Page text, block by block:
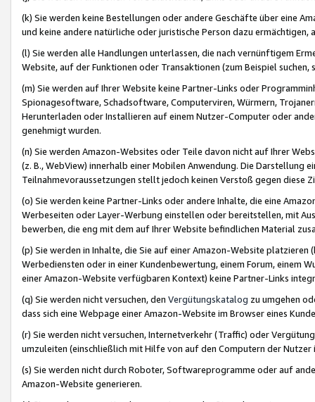
(k) Sie werden keine Bestellungen oder andere Geschäfte über eine
und keine andere natürliche oder juristische Person dazu
(l) Sie werden alle Handlungen unterlassen, die nach vernünftigem
Website, auf der Funktionen oder Transaktionen (zum Beispiel
(m) Sie werden auf Ihrer Website keine Partner-Links oder
Spionagesoftware, Schadsoftware, Computerviren, Würmern,
Herunterladen oder Installieren auf einem Nutzer-Computer oder
genehmigt wurden.
(n) Sie werden Amazon-Websites oder Teile davon nicht auf Ihrer
(z. B., WebView) innerhalb einer Mobilen Anwendung. Die Darstellung
Teilnahmevoraussetzungen stellt jedoch keinen Verstoß gegen diese
(o) Sie werden keine Partner-Links oder andere Inhalte, die eine
Werbeseiten oder Layer-Werbung einstellen oder bereitstellen, mit
bewerben, die eng mit dem auf Ihrer Website befindlichen Material
(p) Sie werden in Inhalte, die Sie auf einer Amazon-Website
Werbediensten oder in einer Kundenbewertung, einem Forum, einem
einer Amazon-Website verfügbaren Kontext) keine Partner-Links
(q) Sie werden nicht versuchen, den Vergütungskatalog zu umgehen
dass sich eine Webpage einer Amazon-Website im Browser eines
(r) Sie werden nicht versuchen, Internetverkehr (Traffic) oder
umzuleiten (einschließlich mit Hilfe von auf den Computern der
(s) Sie werden nicht durch Roboter, Softwareprogramme oder auf
Amazon-Website generieren.